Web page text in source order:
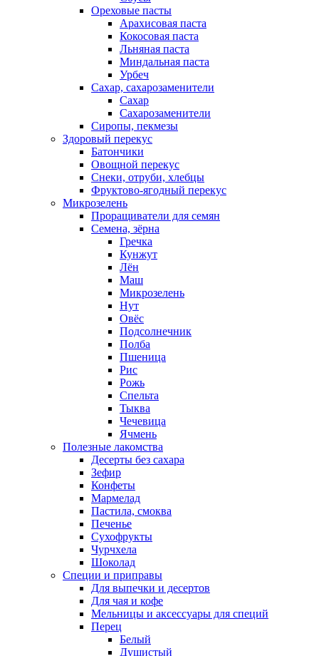
Ореховые пасты
Арахисовая паста
Кокосовая паста
Льняная паста
Миндальная паста
Урбеч
Сахар, сахарозаменители
Сахар
Сахарозаменители
Сиропы, пекмезы
Здоровый перекус
Батончики
Овощной перекус
Снеки, отруби, хлебцы
Фруктово-ягодный перекус
Микрозелень
Проращиватели для семян
Семена, зёрна
Гречка
Кунжут
Лён
Маш
Микрозелень
Нут
Овёс
Подсолнечник
Полба
Пшеница
Рис
Рожь
Спельта
Тыква
Чечевица
Ячмень
Полезные лакомства
Десерты без сахара
Зефир
Конфеты
Мармелад
Пастила, смоква
Печенье
Сухофрукты
Чурчхела
Шоколад
Специи и приправы
Для выпечки и десертов
Для чая и кофе
Мельницы и аксессуары для специй
Перец
Белый
Душистый